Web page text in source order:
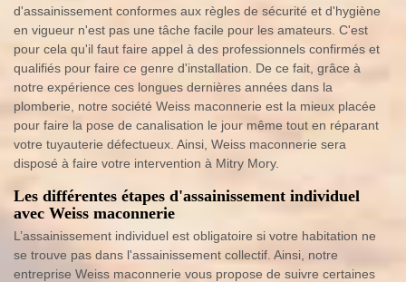
d'assainissement conformes aux règles de sécurité et d'hygiène
en vigueur n'est pas une tâche facile pour les amateurs. C'est
pour cela qu'il faut faire appel à des professionnels confirmés et
qualifiés pour faire ce genre d'installation. De ce fait, grâce à
notre expérience ces longues dernières années dans la
plomberie, notre société Weiss maconnerie est la mieux placée
pour faire la pose de canalisation le jour même tout en réparant
votre tuyauterie défectueux. Ainsi, Weiss maconnerie sera
disposé à faire votre intervention à Mitry Mory.
Les différentes étapes d'assainissement individuel
avec Weiss maconnerie
L’assainissement individuel est obligatoire si votre habitation ne
se trouve pas dans l'assainissement collectif. Ainsi, notre
entreprise Weiss maconnerie vous propose de suivre certaines